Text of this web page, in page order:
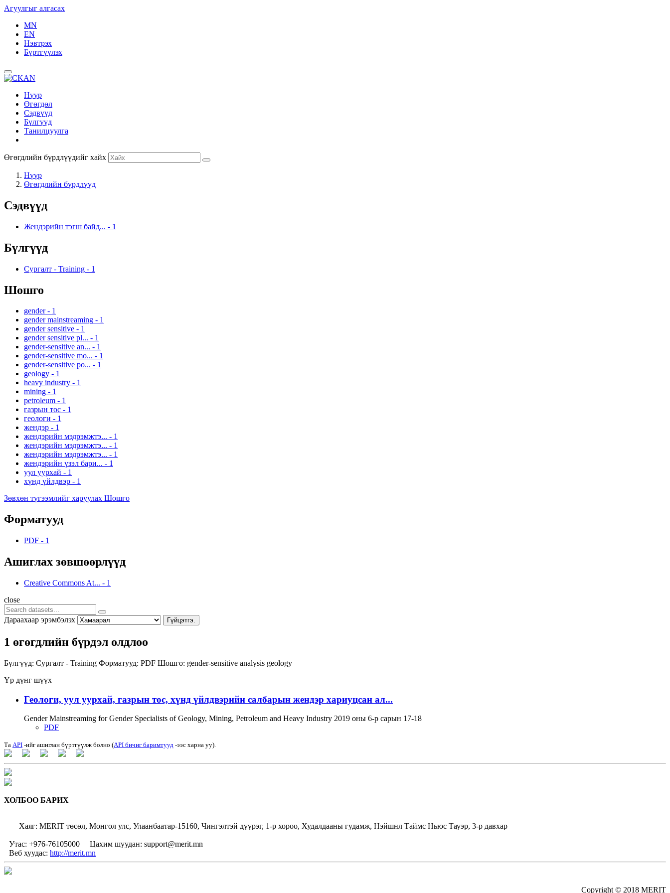
Агуулгыг алгасах
MN
EN
Нэвтрэх
Бүртгүүлэх
Нүүр
Өгөгдөл
Сэдвүүд
Бүлгүүд
Танилцуулга
Өгөгдлийн бүрдлүүдийг хайх
Нүүр
Өгөгдлийн бүрдлүүд
Сэдвүүд
Жендэрийн тэгш байд... - 1
Бүлгүүд
Сургалт - Training - 1
Шошго
gender - 1
gender mainstreaming - 1
gender sensitive - 1
gender sensitive pl... - 1
gender-sensitive an... - 1
gender-sensitive mo... - 1
gender-sensitive po... - 1
geology - 1
heavy industry - 1
mining - 1
petroleum - 1
газрын тос - 1
геологи - 1
жендэр - 1
жендэрийн мэдрэмжтэ... - 1
жендэрийн мэдрэмжтэ... - 1
жендэрийн мэдрэмжтэ... - 1
жендэрийн үзэл бари... - 1
уул уурхай - 1
хүнд үйлдвэр - 1
Зөвхөн түгээмлийг харуулах Шошго
Форматууд
PDF - 1
Ашиглах зөвшөөрлүүд
Creative Commons At... - 1
close
Дараахаар эрэмбэлэх Гүйцэтгэ.
1 өгөгдлийн бүрдэл олдлоо
Бүлгүүд: Сургалт - Training Форматууд: PDF Шошго: gender-sensitive analysis geology
Үр дүнг шүүх
Геологи, уул уурхай, газрын тос, хүнд үйлдвэрийн салбарын жендэр хариуцсан ал...
Gender Mainstreaming for Gender Specialists of Geology, Mining, Petroleum and Heavy Industry 2019 оны 6-р сарын 17-18
PDF
Та API -ийг ашиглан бүртгүүлж болно (API бичиг баримтууд -ээс харна уу).
ХОЛБОО БАРИХ
Хаяг: MERIT төсөл, Монгол улс, Улаанбаатар-15160, Чингэлтэй дүүрэг, 1-р хороо, Худалдааны гудамж, Нэйшнл Таймс Ньюс Тауэр, 3-р давхар
Утас: +976-76105000
Цахим шуудан: support@merit.mn
Веб хуудас: http://merit.mn
Copyright © 2018 MERIT